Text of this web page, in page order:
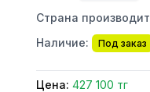
Страна
Наличие:
Под заказ
Цена: 427 100 тг